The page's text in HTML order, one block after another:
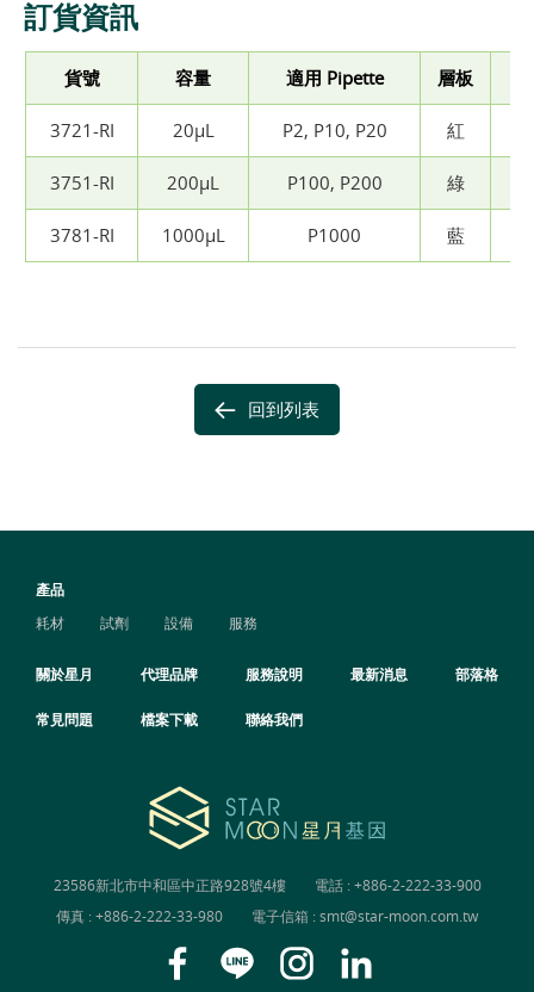
訂貨資訊
貨號 容量 適用 Pipette 層板
3721-RI 20µL P2, P10, P20 紅
3751-RI 200µL P100, P200 綠
3781-RI 1000µL P1000 藍
回到列表
產品
耗材
試劑 設備 服務
關於星月 代理品牌 服務說明 最新消息 部落格
常見問題 檔案下載 聯絡我們
23586新北市中和區中正路928號4樓 電話 :+886-2-222-33-900
傳真 : +886-2-222-33-980
電子信箱 :smt@star-moon.com.tw